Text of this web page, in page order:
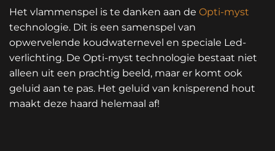
Het vlammenspel is te danken aan de Opti-myst
technologie. Dit is een samenspel van
opwervelende koudwaternevel en speciale Led-
verlichting. De Opti-myst technologie bestaat niet
alleen uit een prachtig beeld, maar er komt ook
geluid aan te pas. Het geluid van knisperend hout
maakt deze haard helemaal af!